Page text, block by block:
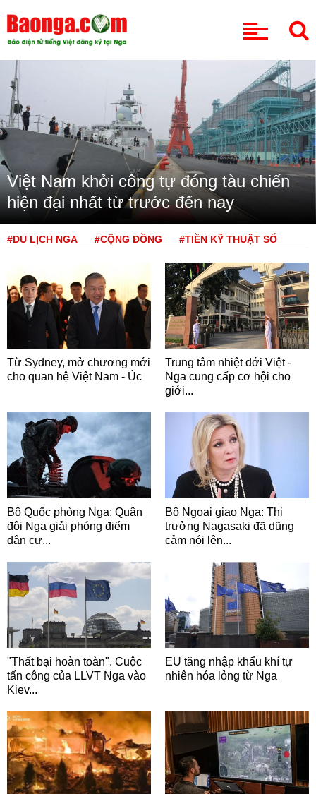
Việt Nam khởi công tự đóng tàu chiến
hiện đại nhất từ trước đến nay
#DU LỊCH NGA #CỘNG ĐỒNG #TIỀN KỸ THUẬT SỐ
Từ Sydney, mở chương mới
cho quan hệ Việt Nam - Úc
Trung tâm nhiệt đới Việt -
Nga cung cấp cơ hội cho
giới...
Bộ Quốc phòng Nga: Quân
đội Nga giải phóng điểm
dân cư...
Bộ Ngoại giao Nga: Thị
trưởng Nagasaki đã dũng
cảm nói lên...
"Thất bại hoàn toàn". Cuộc
tấn công của LLVT Nga vào
Kiev...
EU tăng nhập khẩu khí tự
nhiên hóa lỏng từ Nga